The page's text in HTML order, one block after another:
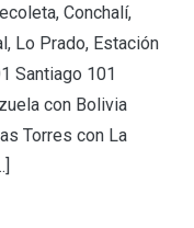
Conchalí,
Lo Prado, Estación
Santiago 101
con Bolivia
Torres con La